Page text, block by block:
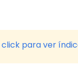
click para ver